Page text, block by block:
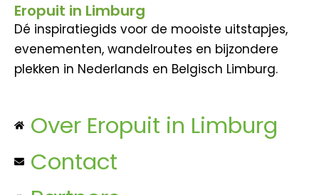
Eropuit in Limburg
Dé inspiratiegids voor de mooiste uitstapjes,
evenementen, wandelroutes en bijzondere
plekken in Nederlands en Belgisch Limburg.
Over Eropuit in Limburg
Contact